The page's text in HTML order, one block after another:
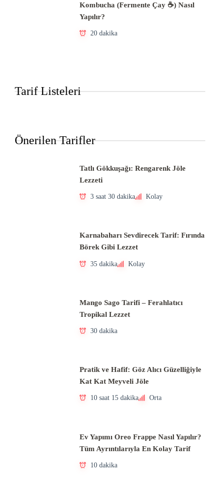
Kombucha (Fermente Çay ☕) Nasıl
Yapılır?
20 dakika
Tarif Listeleri
Önerilen Tarifler
Tatlı Gökkuşağı: Rengarenk Jöle
Lezzeti
3 saat 30 dakika Kolay
Karnabaharı Sevdirecek Tarif: Fırında
Börek Gibi Lezzet
35 dakika Kolay
Mango Sago Tarifi – Ferahlatıcı
Tropikal Lezzet
30 dakika
Pratik ve Hafif: Göz Alıcı Güzelliğiyle
Kat Kat Meyveli Jöle
10 saat 15 dakika Orta
Ev Yapımı Oreo Frappe Nasıl Yapılır?
Tüm Ayrıntılarıyla En Kolay Tarif
10 dakika